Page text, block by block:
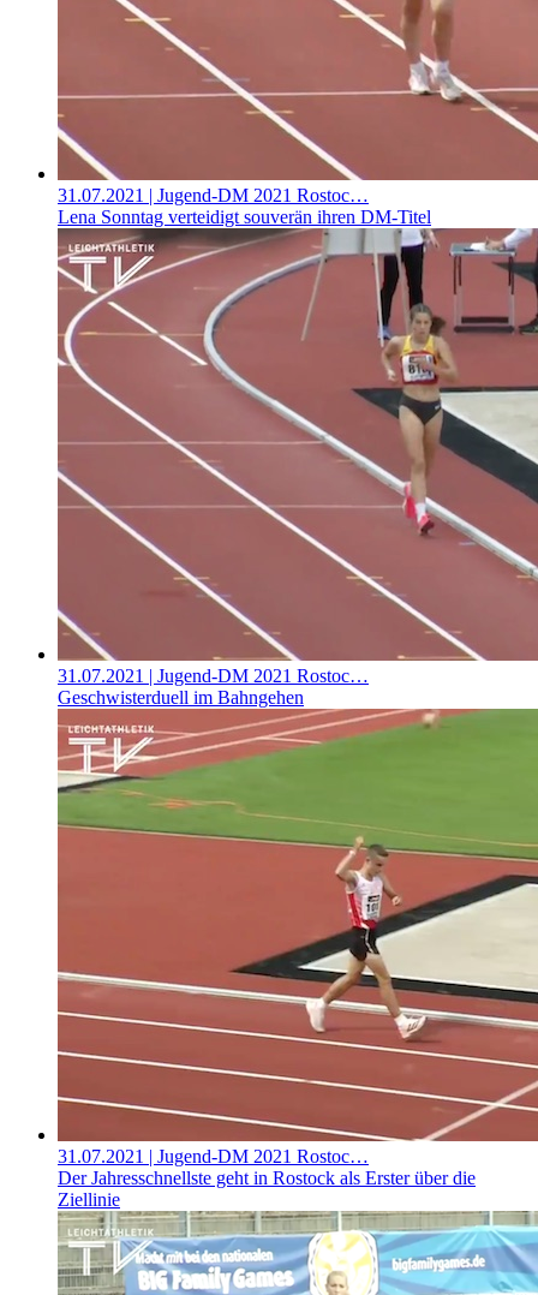
31.07.2021 | Jugend-DM 2021 Rostoc…
Lena Sonntag verteidigt souverän ihren DM-Titel
31.07.2021 | Jugend-DM 2021 Rostoc…
Geschwisterduell im Bahngehen
31.07.2021 | Jugend-DM 2021 Rostoc…
Der Jahresschnellste geht in Rostock als Erster über die
Ziellinie